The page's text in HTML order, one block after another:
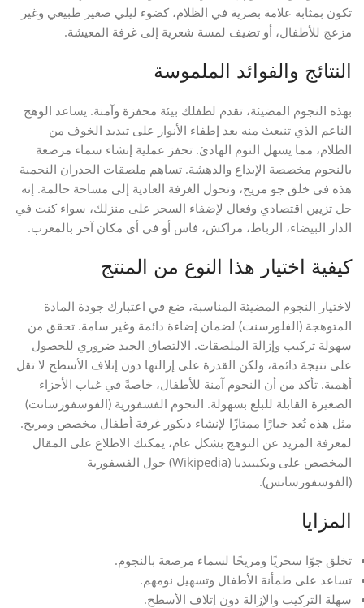
تكون بمثابة علامة بصرية في الظلام، كضوء ليلي صغير طبيعي وغير
مزعج للأطفال، أو تضيف لمسة شعرية إلى غرفة المعيشة.
النتائج والفوائد الملموسة
بهذه النجوم المضيئة، تقدم لطفلك بيئة محفزة وآمنة. يساعد الوهج
الناعم الذي تنبعث منه بعد إطفاء الأنوار على تبديد الخوف من
الظلام، مما يسهل النوم الهادئ. تحفز عملية إنشاء سماء مرصعة
بالنجوم مخصصة الإبداع والدهشة. تساهم ملصقات الجدران النجمية
هذه في خلق جو مريح، وتحول الغرفة العادية إلى مساحة حالمة. إنه
حل تزيين اقتصادي وفعال لإضفاء السحر على منزلك، سواء كنت في
الدار البيضاء، الرباط، مراكش، فاس أو في أي مكان آخر بالمغرب.
كيفية اختيار هذا النوع من المنتج
لاختيار النجوم المضيئة المناسبة، ضع في اعتبارك جودة المادة
المتوهجة (الفلورسنت) لضمان إضاءة دائمة وغير سامة. تحقق من
سهولة تركيب وإزالة الملصقات. الالتصاق الجيد ضروري للحصول
على نتيجة دائمة، ولكن القدرة على إزالتها دون إتلاف الأسطح لا تقل
أهمية. تأكد من أن النجوم آمنة للأطفال، خاصةً في غياب الأجزاء
الصغيرة القابلة للبلع بسهولة. النجوم الفسفورية (الفوسفورسانت)
مثل هذه تُعد خيارًا ممتازًا لإنشاء ديكور غرفة أطفال مخصص ومريح.
لمعرفة المزيد عن التوهج بشكل عام، يمكنك الاطلاع على المقال
المخصص على ويكيبيديا (Wikipedia) حول الفسفورية
(الفوسفورسانس).
المزايا
تخلق جوًا سحريًا ومريحًا لسماء مرصعة بالنجوم.
تساعد على طمأنة الأطفال وتسهيل نومهم.
سهلة التركيب والإزالة دون إتلاف الأسطح.